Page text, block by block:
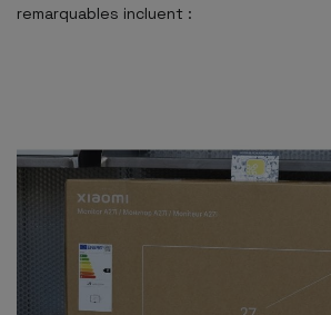
remarquables incluent :